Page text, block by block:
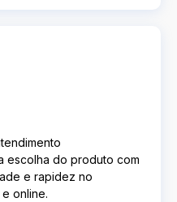
escolha do produto com
e rapidez no
online.